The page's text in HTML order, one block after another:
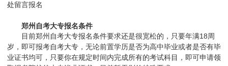
处留言报名
郑州自考大专报名条件
目前郑州自考大专报名条件要求还是很宽松的，只要年满18周
岁，即可报考自考大专，无论前置学历是否为高中毕业或者是否有毕
业证书均可，只要你在规定时间内完成所有的考试科目，即可申请领